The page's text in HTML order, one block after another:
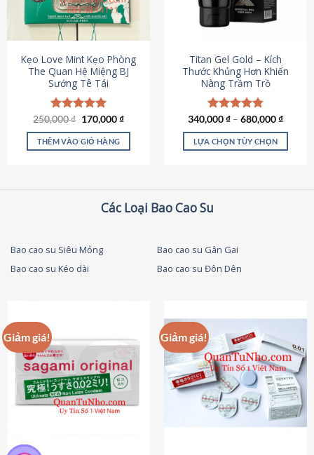
chọn
có
chọn
trên
trang
sản
phẩm
Kẹo Love Mint Kẹo Phòng
The Quan Hệ Miệng BJ
Sướng Tê Tái
Được xếp
hạng5.00
5 sao
250,000₫ Giá
là:
250,000 ₫.
170,000₫Giá
tại
THÊM VÀO GIỎ HÀNG
Titan Gel Gold – Kích
Thước Khủng Hơn Khiến
Nàng Trầm Trồ
Được xếp
hạng4.79
5 sao
340,000₫ – 680,000₫
LỰA CHỌN TÙY CHỌN
thể.
tùy
thể
được
chọn
trên
trang
sản
phẩm
Các Loại Bao Cao Su
Bao cao su Siêu Mỏng
Bao cao su Gân Gai
Bao cao su Kéo dài
Bao cao su Đôn Dên
Giảm giá! Giảm giá!